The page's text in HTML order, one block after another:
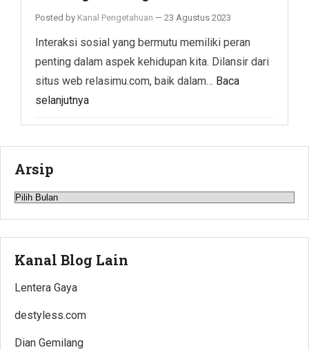
Posted by Kanal Pengetahuan — 23 Agustus 2023
Interaksi sosial yang bermutu memiliki peran
penting dalam aspek kehidupan kita. Dilansir dari
situs web relasimu.com, baik dalam… Baca
selanjutnya
Arsip
Arsip
Kanal Blog Lain
Lentera Gaya
destyless.com
Dian Gemilang